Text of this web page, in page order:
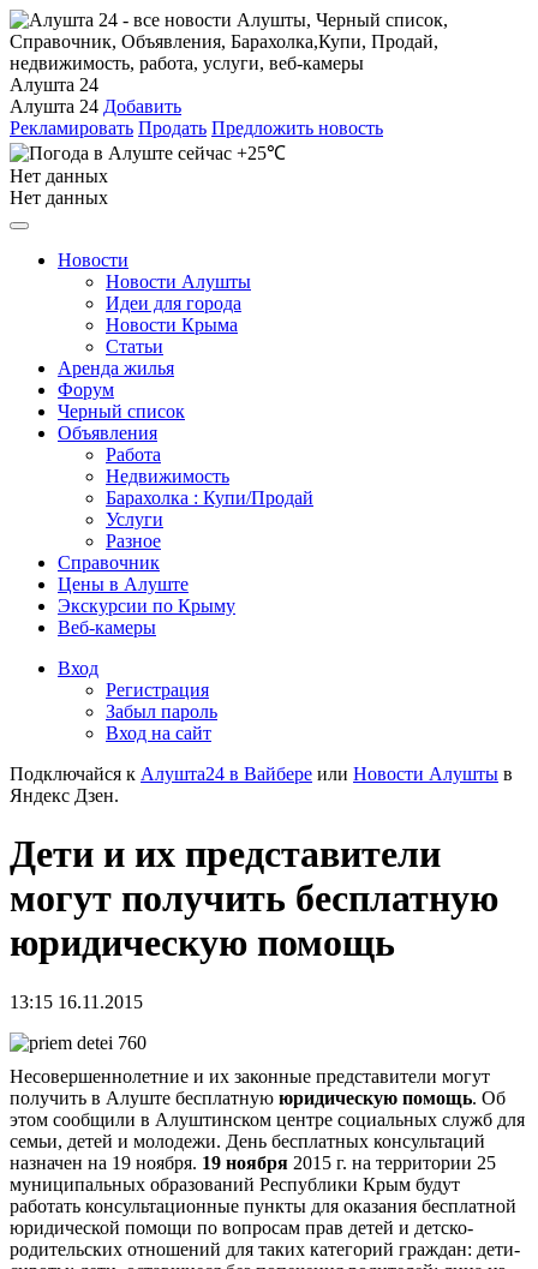
Алушта 24
Алушта 24 Добавить
Рекламировать Продать Предложить новость
+25℃
Нет данных
Нет данных
Новости
Новости Алушты
Идеи для города
Новости Крыма
Статьи
Аренда жилья
Форум
Черный список
Объявления
Работа
Недвижимость
Барахолка : Купи/Продай
Услуги
Разное
Справочник
Цены в Алуште
Экскурсии по Крыму
Веб-камеры
Вход
Регистрация
Забыл пароль
Вход на сайт
Подключайся к Алушта24 в Вайбере или Новости Алушты в
Яндекс Дзен.
Дети и их представители
могут получить бесплатную
юридическую помощь
13:15 16.11.2015
Несовершеннолетние и их законные представители могут
получить в Алуште бесплатную юридическую помощь. Об
этом сообщили в Алуштинском центре социальных служб для
семьи, детей и молодежи. День бесплатных консультаций
назначен на 19 ноября. 19 ноября 2015 г. на территории 25
муниципальных образований Республики Крым будут
работать консультационные пункты для оказания бесплатной
юридической помощи по вопросам прав детей и детско-
родительских отношений для таких категорий граждан: дети-